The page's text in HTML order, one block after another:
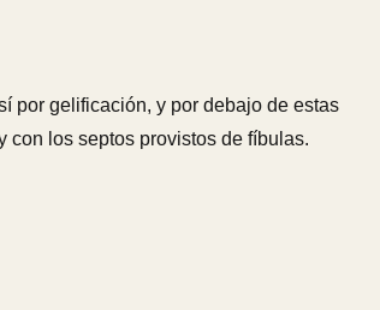
por gelificación, y por debajo de estas
con los septos provistos de fíbulas.